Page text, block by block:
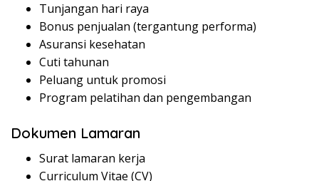
Tunjangan hari raya
Bonus penjualan (tergantung performa)
Asuransi kesehatan
Cuti tahunan
Peluang untuk promosi
Program pelatihan dan pengembangan
Dokumen Lamaran
Surat lamaran kerja
Curriculum Vitae (CV)